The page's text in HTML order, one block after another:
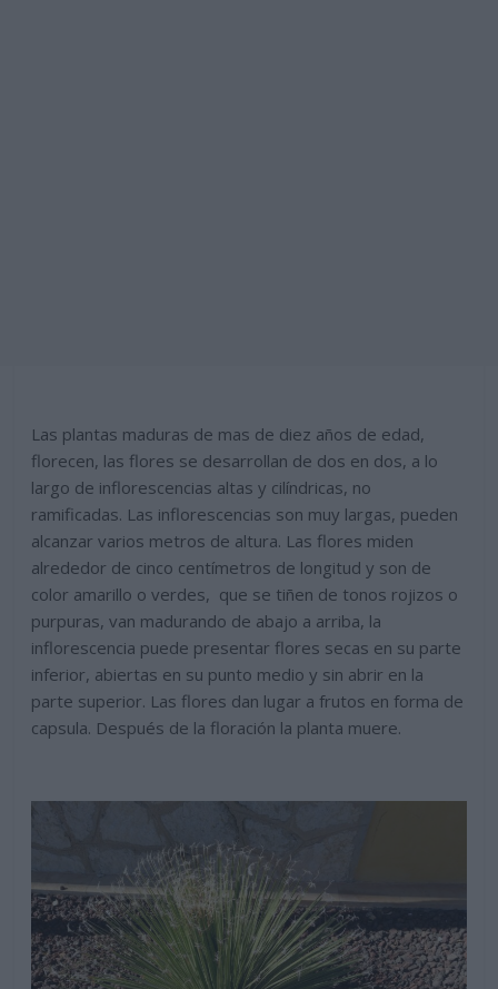
Las plantas maduras de mas de diez años de edad,
florecen, las flores se desarrollan de dos en dos, a lo
largo de inflorescencias altas y cilíndricas, no
ramificadas. Las inflorescencias son muy largas, pueden
alcanzar varios metros de altura. Las flores miden
alrededor de cinco centímetros de longitud y son de
color amarillo o verdes, que se tiñen de tonos rojizos o
purpuras, van madurando de abajo a arriba, la
inflorescencia puede presentar flores secas en su parte
inferior, abiertas en su punto medio y sin abrir en la
parte superior. Las flores dan lugar a frutos en forma de
capsula. Después de la floración la planta muere.